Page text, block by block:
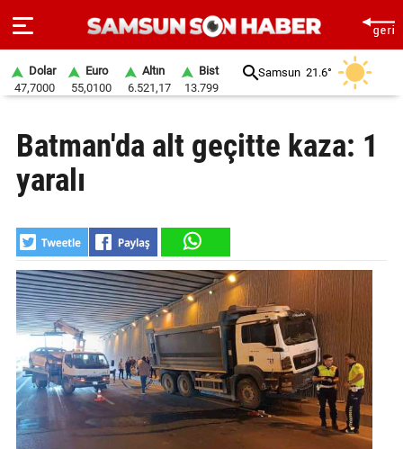
SAYFA
SAMSUN
SAMSUNSPOR
GÜNDEM
SİYASET
EKONOMİ
DÜNYA
MAGAZİN
Dolar
47,7000
Euro
55,0100
Altın
6.521,17
Bist
13.799
Samsun 21.6°
Batman'da alt geçitte kaza: 1
yaralı